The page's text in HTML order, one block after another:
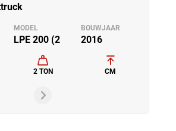
MODEL
LPE 200 (2
BOUWJAAR
2016
2 TON CM